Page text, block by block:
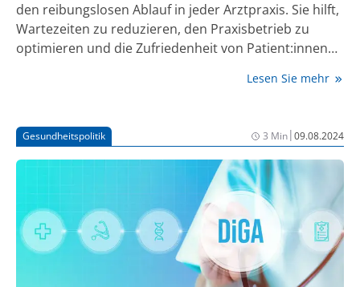
den reibungslosen Ablauf in jeder Arztpraxis. Sie hilft,
Wartezeiten zu reduzieren, den Praxisbetrieb zu
optimieren und die Zufriedenheit von Patient:innen
Strategien können Sie Ihre Terminplanung effizienter
Lesen Sie mehr
Gesundheitspolitik 3 Min|09.08.2024